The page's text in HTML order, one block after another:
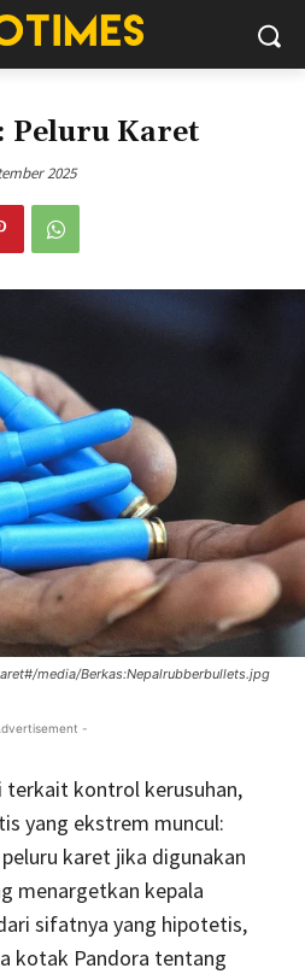
Peluru Karet
2025
media/Berkas:Nepalrubberbullets.jpg
-
terkait kontrol kerusuhan,
yang ekstrem muncul:
karet jika digunakan
menargetkan kepala
sifatnya yang hipotetis,
kotak Pandora tentang